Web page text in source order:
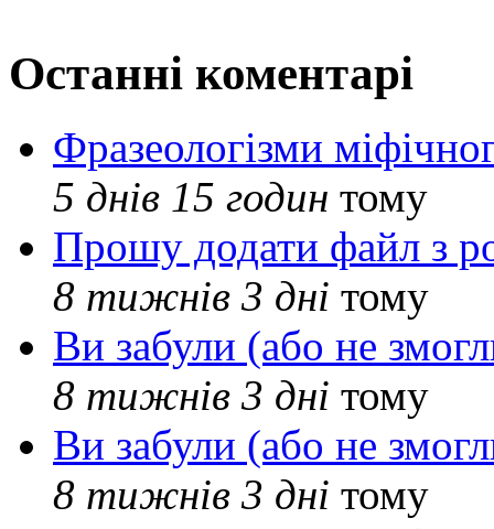
Останні коментарі
Фразеологізми
5 днів 15 годин тому
Прошу додати файл з
8 тижнів 3 дні тому
Ви забули (або не
8 тижнів 3 дні тому
Ви забули (або не
8 тижнів 3 дні тому